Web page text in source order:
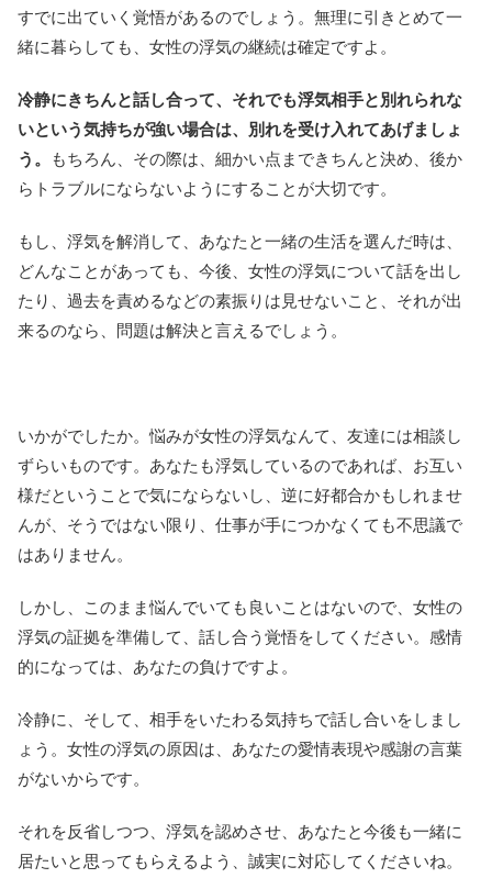
すでに出ていく覚悟があるのでしょう。無理に引きとめて一
緒に暮らしても、女性の浮気の継続は確定ですよ。
冷静にきちんと話し合って、それでも浮気相手と別れられな
いという気持ちが強い場合は、別れを受け入れてあげましょ
う。
もちろん、その際は、細かい点まできちんと決め、後か
らトラブルにならないようにすることが大切です。
もし、浮気を解消して、あなたと一緒の生活を選んだ時は、
どんなことがあっても、今後、女性の浮気について話を出し
たり、過去を責めるなどの素振りは見せないこと、それが出
来るのなら、問題は解決と言えるでしょう。
いかがでしたか。悩みが女性の浮気なんて、友達には相談し
ずらいものです。あなたも浮気しているのであれば、お互い
様だということで気にならないし、逆に好都合かもしれませ
んが、そうではない限り、仕事が手につかなくても不思議で
はありません。
しかし、このまま悩んでいても良いことはないので、女性の
浮気の証拠を準備して、話し合う覚悟をしてください。感情
的になっては、あなたの負けですよ。
冷静に、そして、相手をいたわる気持ちで話し合いをしまし
ょう。女性の浮気の原因は、あなたの愛情表現や感謝の言葉
がないからです。
それを反省しつつ、浮気を認めさせ、あなたと今後も一緒に
居たいと思ってもらえるよう、誠実に対応してくださいね。